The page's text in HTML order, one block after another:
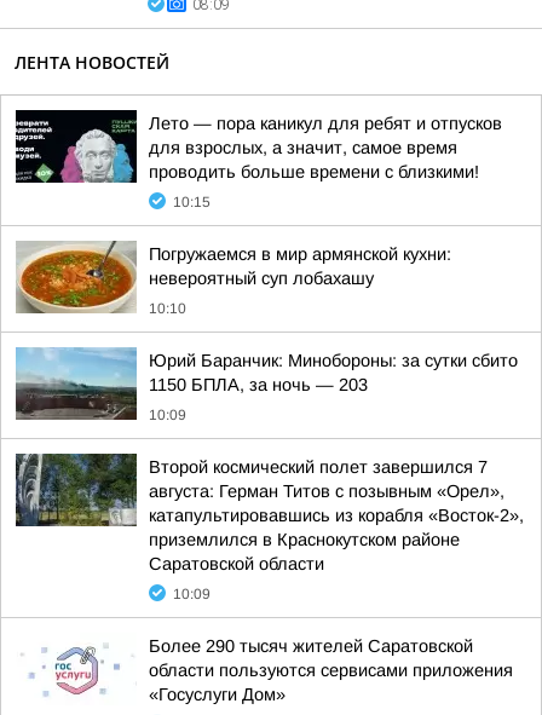
08:09
ЛЕНТА НОВОСТЕЙ
Лето — пора каникул для ребят и отпусков
для взрослых, а значит, самое время
проводить больше времени с близкими!
10:15
Погружаемся в мир армянской кухни:
невероятный суп лобахашу
10:10
Юрий Баранчик: Минобороны: за сутки сбито
1150 БПЛА, за ночь — 203
10:09
Второй космический полет завершился 7
августа: Герман Титов с позывным «Орел»,
катапультировавшись из корабля «Восток-2»,
приземлился в Краснокутском районе
Саратовской области
10:09
Более 290 тысяч жителей Саратовской
области пользуются сервисами приложения
«Госуслуги Дом»